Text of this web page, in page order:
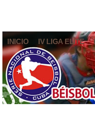
INICIO IV LIGA ELITE